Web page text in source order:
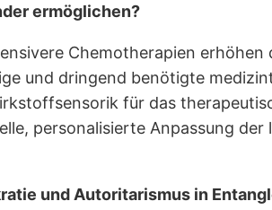
ermöglichen?
Chemotherapien erhöhen
und dringend benötigte
für das
personalisierte Anpassung der
und Autoritarismus in